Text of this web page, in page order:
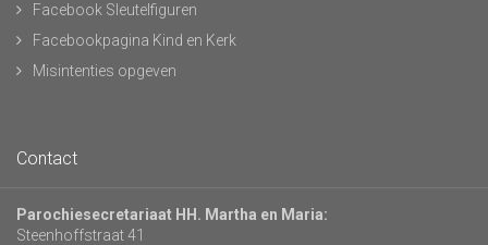
Facebook Sleutelfiguren
Facebookpagina Kind en Kerk
Misintenties opgeven
Contact
Parochiesecretariaat HH. Martha en Maria:
Steenhoffstraat 41